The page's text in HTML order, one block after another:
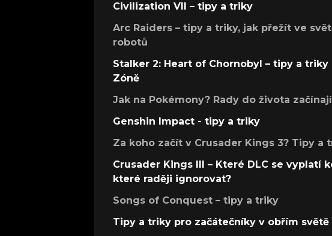
Civilization VII – tipy a triky
Arc Raiders – tipy a triky, jak přežít ve
robotů
Stalker 2: Heart of Chornobyl – tipy a
Zóně
Jak na Pokémony? Rady do života
Genshin Impact - tipy a triky
Za koho začít v Crusader Kings 3? Tipy a
Crusader Kings III – Které DLC se vyplatí
které raději ignorovat?
Songs of Conquest – tipy a triky
Tipy a triky pro začátečníky v obřím světě